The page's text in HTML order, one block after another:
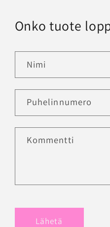
Onko tuote
Nimi
Puhelinnumero
Kommentti
Lähetä